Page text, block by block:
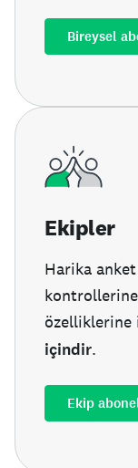
Bireysel
Ekipler
Harika
özelliklerine
içindir.
Ekip